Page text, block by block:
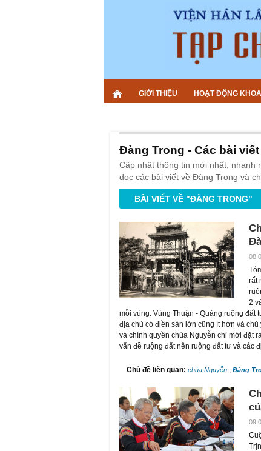
GIỚI THIỆU HOẠT ĐỘNG
Đàng Trong - Các bài
Cập nhật thông tin mới nhất, nhanh
đọc các bài viết về Đàng Trong và
BÀI VIẾT VỀ "ĐÀNG TRONG"
rất
2
mỗi vùng. Vùng Thuận - Quảng ruộng đất
địa chủ có điền sản lớn cũng ít hơn và
và chính quyền chúa Nguyễn chỉ mới đặt
vấn đề ruộng đất nên ruộng đất tư và các
Chủ đề liên quan: chúa Nguyễn , Đàng